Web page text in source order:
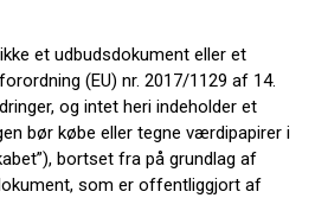
et udbudsdokument eller et
(EU) nr. 2017/1129 af 14.
og intet heri indeholder et
bør købe eller tegne værdipapirer i
bortset fra på grundlag af
som er offentliggjort af